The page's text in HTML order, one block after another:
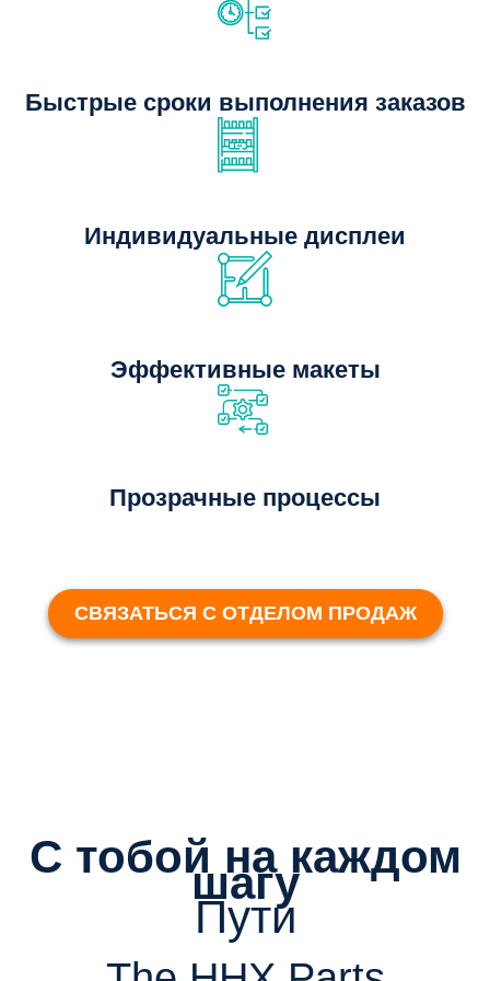
Быстрые сроки выполнения заказов
Индивидуальные дисплеи
Эффективные макеты
Прозрачные процессы
СВЯЗАТЬСЯ С ОТДЕЛОМ ПРОДАЖ
С тобой на каждом
шагу
Пути